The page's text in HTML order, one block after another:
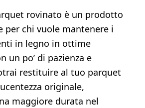
rovinato è un prodotto
per chi vuole mantenere i
in legno in ottime
un po’ di pazienza e
restituire al tuo parquet
originale,
maggiore durata nel